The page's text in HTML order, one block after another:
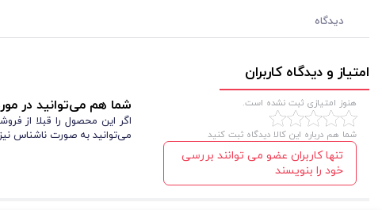
دیدگاه
امتیاز و دیدگاه کاربران
هنوز امتیازی ثبت نشده است.
شما هم درباره این کالا دیدگاه ثبت کنید
تنها کاربران عضو می توانند بررسی
خود را بنویسند
شما هم می‌توانید در
اگر این محصول را قبلا از
می‌توانید به صورت ناشناس